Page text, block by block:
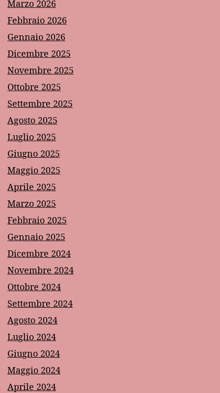
Marzo 2026
Febbraio 2026
Gennaio 2026
Dicembre 2025
Novembre 2025
Ottobre 2025
Settembre 2025
Agosto 2025
Luglio 2025
Giugno 2025
Maggio 2025
Aprile 2025
Marzo 2025
Febbraio 2025
Gennaio 2025
Dicembre 2024
Novembre 2024
Ottobre 2024
Settembre 2024
Agosto 2024
Luglio 2024
Giugno 2024
Maggio 2024
Aprile 2024